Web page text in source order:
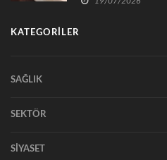
KATEGORİLER
SAĞLIK
SEKTÖR
SİYASET